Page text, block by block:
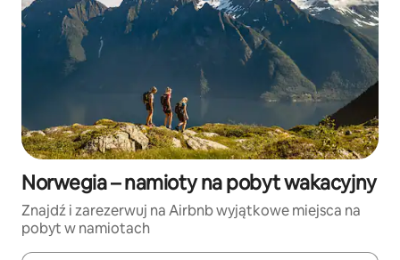
Norwegia – namioty na pobyt wakacyjny
Znajdź i zarezerwuj na Airbnb wyjątkowe miejsca na
pobyt w namiotach